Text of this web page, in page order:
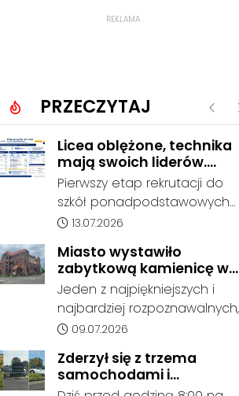
REKLAMA
PRZECZYTAJ
Licea oblężone, technika
mają swoich liderów.
Znamy wstępne wyniki
rekrutacji do szkół w
powiecie
Pierwszy etap rekrutacji do
szkół ponadpodstawowych
prowadzonych przez Powiat
pokazuje coraz wyraźniejsze
preferencje tegorocznych
absolwentów szkół
podstawowych. Dane
kandydatów, którzy wskazali
dany oddział jako pierwszy
wybór, dlatego nie stanowią
jeszcze ostatecznego wyniku
Data dodania artykułu:
13.07.2026
Miasto wystawiło
zabytkową kamienicę w
Porcie na sprzedaż. W
dawnym hotelu mają
powstać mieszkania
Jeden z najpiękniejszych i
najbardziej rozpoznawalnych,
ale też najbardziej
Portu został wystawiony na
sprzedaż. Gmina Kędzierzyn-
Data dodania artykułu:
09.07.2026
Zderzył się z trzema
samochodami i
kontynuował jazdę. Seria